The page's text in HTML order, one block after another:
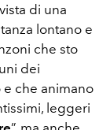
di una
lontano e
che sto
dei
che animano
leggeri